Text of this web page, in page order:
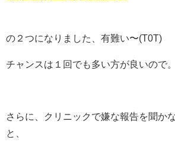
の２つになりました、有難い〜(T0T)
チャンスは１回でも多い方が良いので。
さらに、クリニックで嫌な報告を聞か
と、